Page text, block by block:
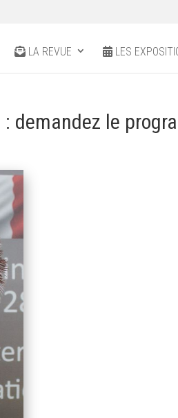
LA REVUE LES
demandez le